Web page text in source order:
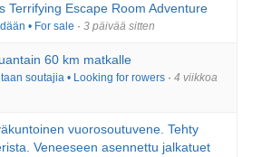
Terrifying Escape Room Adventure
• For sale · 3 päivää sitten
60 km matkalle
soutajia • Looking for rowers· 4 viikkoa
vuorosoutuvene. Tehty
Veneeseen asennettu jalkatuet